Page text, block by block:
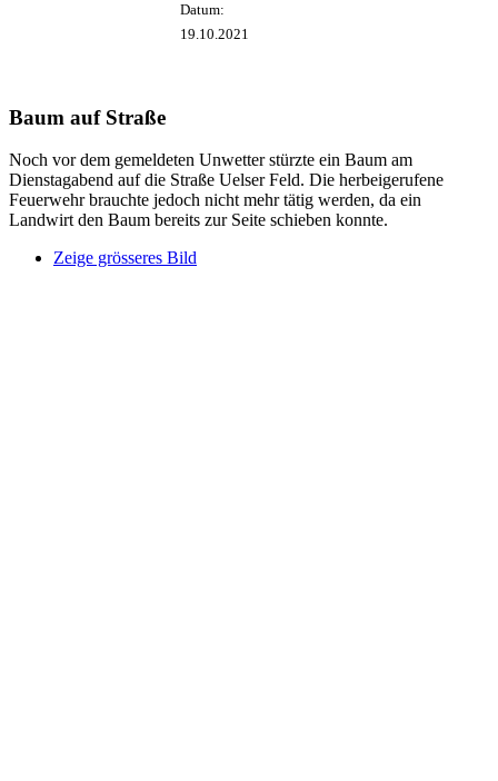
Datum:
19.10.2021
Baum auf Straße
Noch vor dem gemeldeten Unwetter stürzte ein Baum am
Dienstagabend auf die Straße Uelser Feld. Die herbeigerufene
Feuerwehr brauchte jedoch nicht mehr tätig werden, da ein
Landwirt den Baum bereits zur Seite schieben konnte.
Zeige grösseres Bild